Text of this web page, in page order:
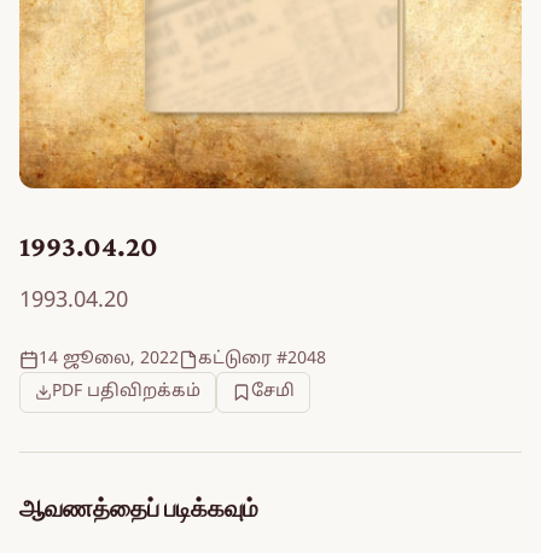
1993.04.20
1993.04.20
14 ஜூலை, 2022
கட்டுரை #2048
PDF பதிவிறக்கம்
சேமி
ஆவணத்தைப் படிக்கவும்